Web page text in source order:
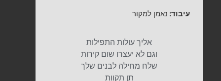
עיבוד: נאמן למקור
אליך עולות התפילות
וגם לא יעצרו שום קירות
שלח מחילה לבנים שלך
תן תקוות